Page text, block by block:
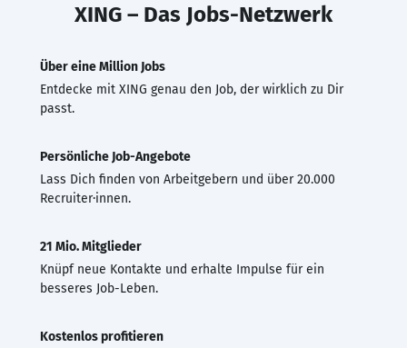
XING – Das Jobs-Netzwerk
Über eine Million Jobs
Entdecke mit XING genau den Job, der wirklich zu Dir
passt.
Persönliche Job-Angebote
Lass Dich finden von Arbeitgebern und über 20.000
Recruiter·innen.
21 Mio. Mitglieder
Knüpf neue Kontakte und erhalte Impulse für ein
besseres Job-Leben.
Kostenlos profitieren